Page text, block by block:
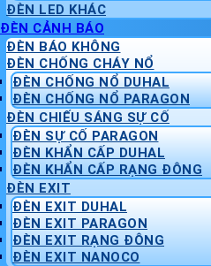
ĐÈN LED KHÁC
ĐÈN CẢNH BÁO
ĐÈN BÁO KHÔNG
ĐÈN CHỐNG CHÁY NỔ
ĐÈN CHỐNG NỔ DUHAL
ĐÈN CHỐNG NỔ PARAGON
ĐÈN CHIẾU SÁNG SỰ CỐ
ĐÈN SỰ CỐ PARAGON
ĐÈN KHẨN CẤP DUHAL
ĐÈN KHẨN CẤP RẠNG ĐÔNG
ĐÈN EXIT
ĐÈN EXIT DUHAL
ĐÈN EXIT PARAGON
ĐÈN EXIT RẠNG ĐÔNG
ĐÈN EXIT NANOCO